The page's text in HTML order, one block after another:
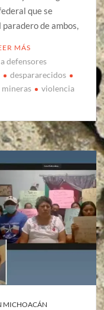
que se
de ambos,
MÁS
defensores
despararecidos
violencia
MICHOACÁN